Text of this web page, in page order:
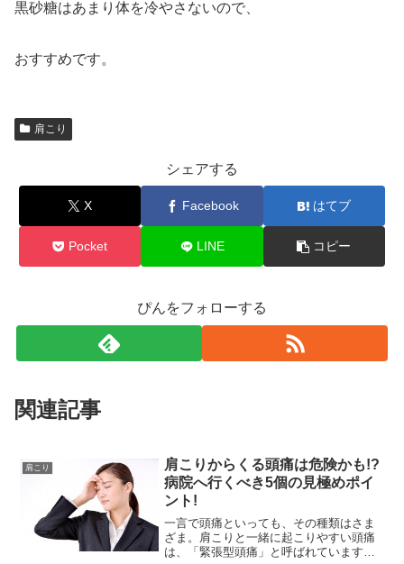
黒砂糖はあまり体を冷やさないので、
おすすめです。
肩こり
シェアする
X Facebook はてブ
Pocket LINE コピー
ぴんをフォローする
関連記事
肩こり
肩こりからくる頭痛は危険かも!?
病院へ行くべき5個の見極めポイ
ント!
一言で頭痛といっても、その種類はさま
ざま。肩こりと一緒に起こりやすい頭痛
は、「緊張型頭痛」と呼ばれています。